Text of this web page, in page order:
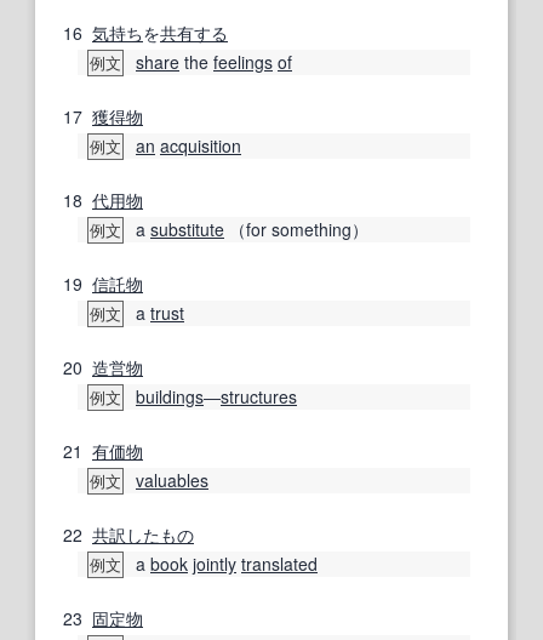
16 気持ちを共有する
例文 share the feelings of
17 獲得物
例文 an acquisition
18 代用物
例文 a substitute （for something）
19 信託物
例文 a trust
20 造営物
例文 buildings―structures
21 有価物
例文 valuables
22 共訳 したもの
例文 a book jointly translated
23 固定物